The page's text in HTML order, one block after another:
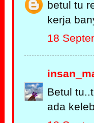
betul tu
kerja
18
Betul
ada